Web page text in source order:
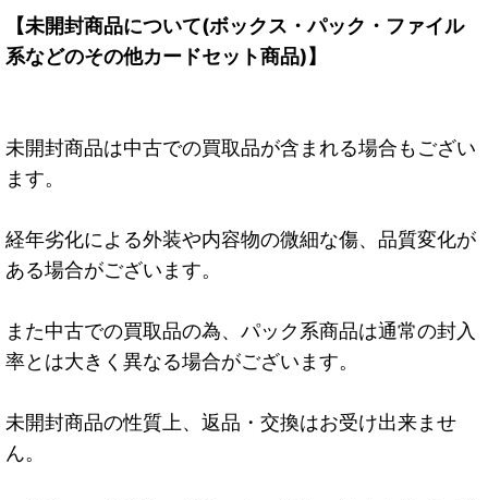
【未開封商品について(ボックス・パック・ファイル
系などのその他カードセット商品)】
未開封商品は中古での買取品が含まれる場合もござい
ます。
経年劣化による外装や内容物の微細な傷、品質変化が
ある場合がございます。
また中古での買取品の為、パック系商品は通常の封入
率とは大きく異なる場合がございます。
未開封商品の性質上、返品・交換はお受け出来ませ
ん。